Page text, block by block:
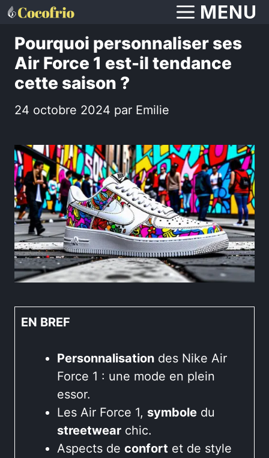
Aller
contenu
MENU
Pourquoi personnaliser ses
Air Force 1 est-il tendance
cette saison ?
24 octobre 2024 par Emilie
EN BREF
Personnalisation des Nike Air
Force 1 : une mode en plein
essor.
Les Air Force 1, symbole du
streetwear chic.
Aspects de confort et de style